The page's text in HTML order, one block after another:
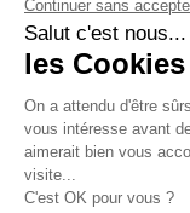
Alternative: